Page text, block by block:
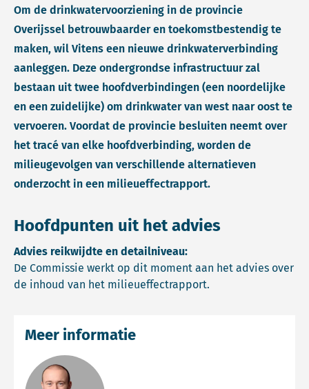
Om de drinkwatervoorziening in de provincie
Overijssel betrouwbaarder en toekomstbestendig te
maken, wil Vitens een nieuwe drinkwaterverbinding
aanleggen. Deze ondergrondse infrastructuur zal
bestaan uit twee hoofdverbindingen (een noordelijke
en een zuidelijke) om drinkwater van west naar oost te
vervoeren. Voordat de provincie besluiten neemt over
het tracé van elke hoofdverbinding, worden de
milieugevolgen van verschillende alternatieven
onderzocht in een milieueffectrapport.
Hoofdpunten uit het advies
Advies reikwijdte en detailniveau:
De Commissie werkt op dit moment aan het advies over
de inhoud van het milieueffectrapport.
Meer informatie